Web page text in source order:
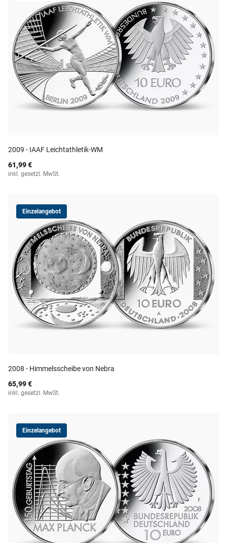
2009 - IAAF Leichtathletik-WM
61,99 €
inkl. gesetzl. MwSt.
Einzelangebot
2008 - Himmelsscheibe von Nebra
65,99 €
inkl. gesetzl. MwSt.
Einzelangebot